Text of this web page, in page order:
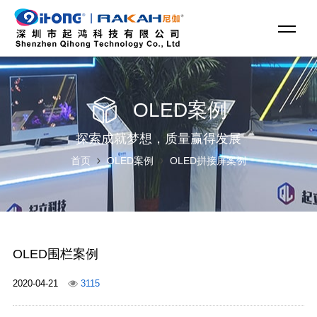
OLED案例
探索成就梦想，质量赢得发展
首页 OLED案例 OLED拼接屏案例
OLED围栏案例
2020-04-21 3115